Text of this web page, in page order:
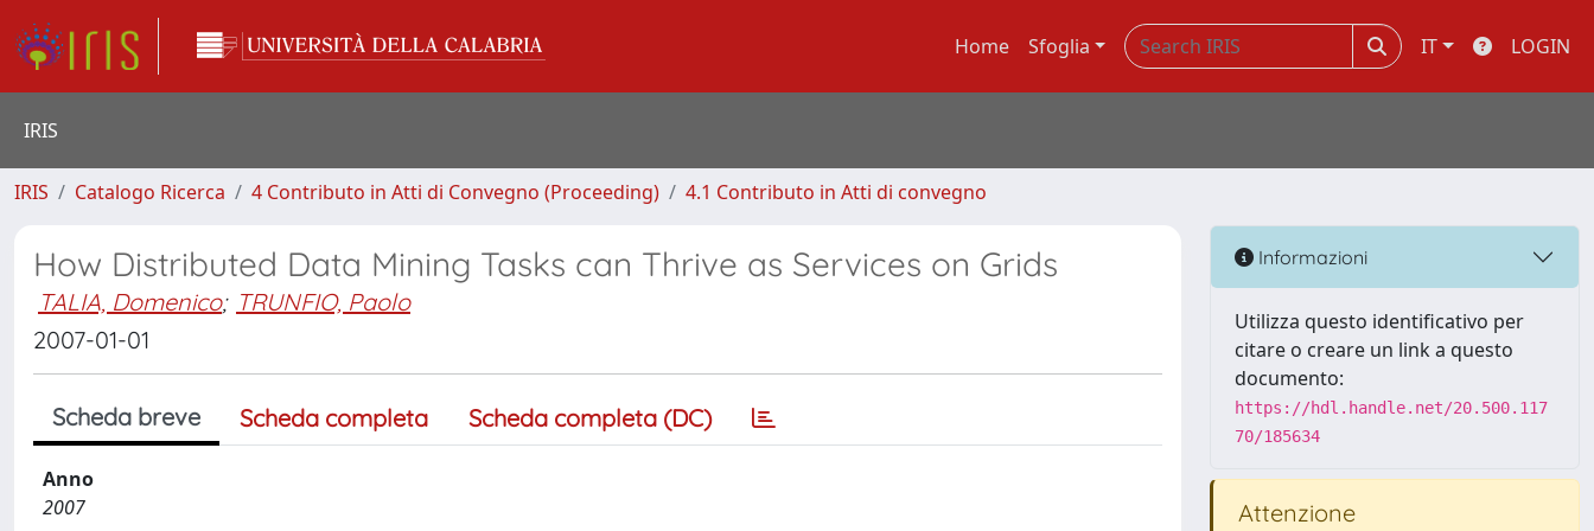
Home Sfoglia IT LOGIN
IRIS
IRIS Catalogo Ricerca 4 Contributo in Atti di Convegno (Proceeding) 4.1 Contributo in Atti di convegno
How Distributed Data Mining Tasks can Thrive as Services on Grids
TALIA, Domenico; TRUNFIO, Paolo
2007-01-01
Scheda breve Scheda completa Scheda completa (DC)
Anno
2007
Informazioni
Utilizza questo identificativo per
citare o creare un link a questo
documento:
https://hdl.handle.net/20.500.117
70/185634
Attenzione